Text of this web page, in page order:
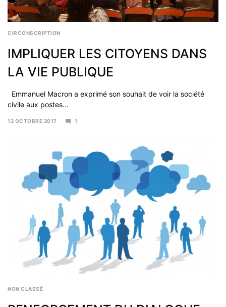
CIRCONSCRIPTION
IMPLIQUER LES CITOYENS DANS
LA VIE PUBLIQUE
Emmanuel Macron a exprimé son souhait de voir la société
civile aux postes...
12 OCTOBRE 2017
1
NON CLASSÉ